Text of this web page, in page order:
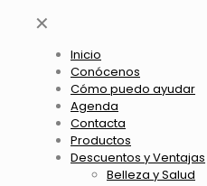
✕
Inicio
Conócenos
Cómo puedo ayudar
Agenda
Contacta
Productos
Descuentos y Ventajas
Belleza y Salud